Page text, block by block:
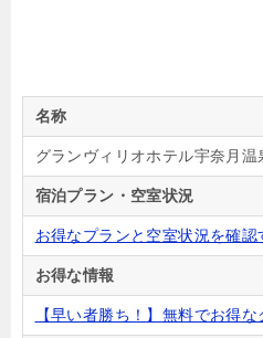
名称
グランヴィリオホテル宇奈月温
宿泊プラン・空室状況
お得なプランと空室状況を確認
お得な情報
【早い者勝ち！】無料でお得